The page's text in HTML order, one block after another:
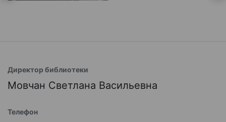
Директор библиотеки
Мовчан Светлана Васильевна
Телефон